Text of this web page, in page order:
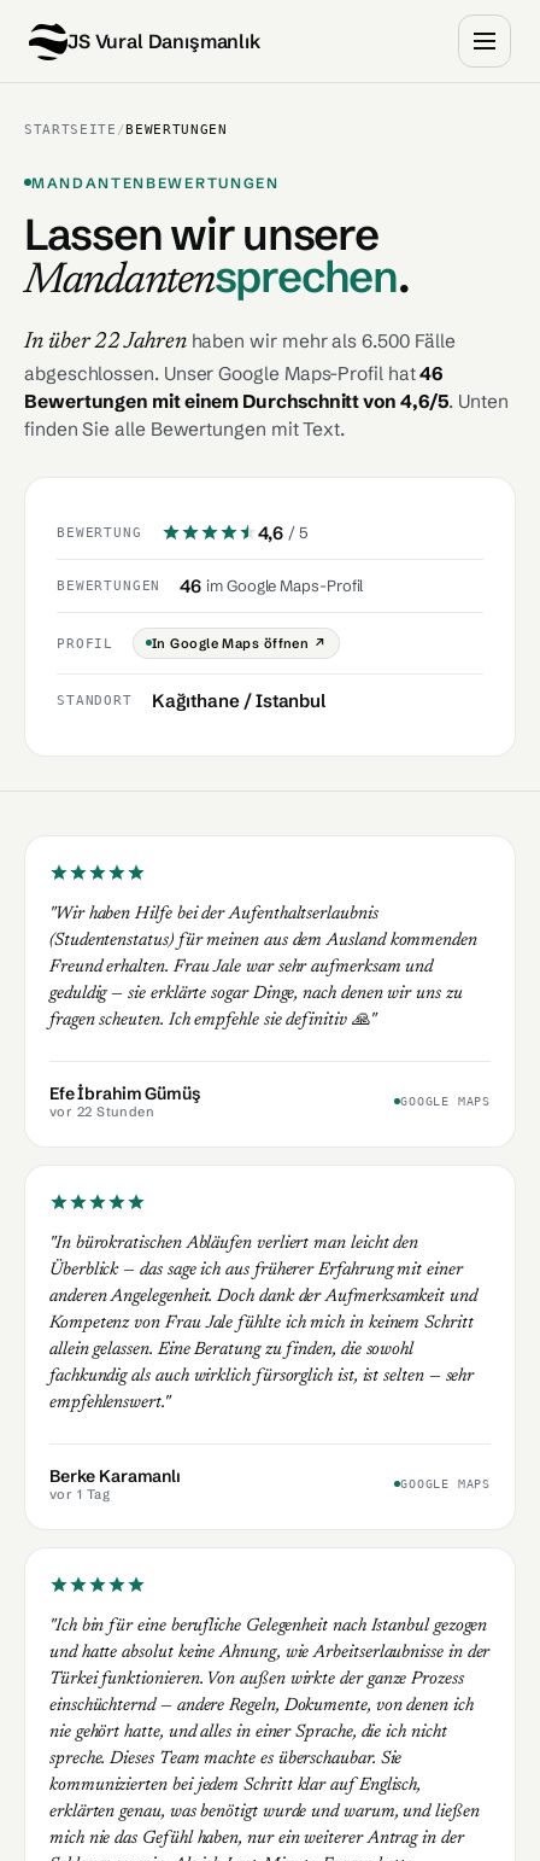
JS Vural Danışmanlık
STARTSEITE /BEWERTUNGEN
MANDANTENBEWERTUNGEN
Lassen wir unsere
Mandantensprechen.
In über 22 Jahrenhaben wir mehr als 6.500 Fälle
abgeschlossen. Unser Google Maps-Profil hat46
Bewertungen mit einem Durchschnitt von 4,6/5. Unten
finden Sie alle Bewertungen mit Text.
BEWERTUNG 4,6 / 5
BEWERTUNGEN 46 im Google Maps-Profil
PROFIL In Google Maps öffnen ↗
STANDORT Kağıthane / Istanbul
"Wir haben Hilfe bei der Aufenthaltserlaubnis
(Studentenstatus) für meinen aus dem Ausland kommenden
Freund erhalten. Frau Jale war sehr aufmerksam und
geduldig — sie erklärte sogar Dinge, nach denen wir uns zu
fragen scheuten. Ich empfehle sie definitiv 🙏"
Efe İbrahim Gümüş
vor 22 Stunden
GOOGLE MAPS
"In bürokratischen Abläufen verliert man leicht den
Überblick — das sage ich aus früherer Erfahrung mit einer
anderen Angelegenheit. Doch dank der Aufmerksamkeit und
Kompetenz von Frau Jale fühlte ich mich in keinem Schritt
allein gelassen. Eine Beratung zu finden, die sowohl
fachkundig als auch wirklich fürsorglich ist, ist selten — sehr
empfehlenswert."
Berke Karamanlı
vor 1 Tag
GOOGLE MAPS
"Ich bin für eine berufliche Gelegenheit nach Istanbul gezogen
und hatte absolut keine Ahnung, wie Arbeitserlaubnisse in der
Türkei funktionieren. Von außen wirkte der ganze Prozess
einschüchternd — andere Regeln, Dokumente, von denen ich
nie gehört hatte, und alles in einer Sprache, die ich nicht
spreche. Dieses Team machte es überschaubar. Sie
kommunizierten bei jedem Schritt klar auf Englisch,
erklärten genau, was benötigt wurde und warum, und ließen
mich nie das Gefühl haben, nur ein weiterer Antrag in der